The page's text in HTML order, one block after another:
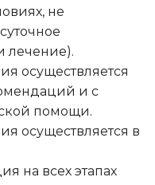
не
лечение).
осуществляется
и с
помощи.
осуществляется в
на всех этапах